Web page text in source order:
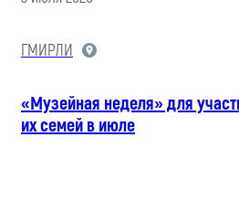
ГМИРЛИ
«Музейная неделя» для
их семей в июле